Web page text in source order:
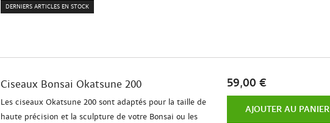
DERNIERS ARTICLES EN STOCK
Ciseaux Bonsai Okatsune 200
Les ciseaux Okatsune 200 sont adaptés pour la taille de
haute précision et la sculpture de votre Bonsai ou les
59,00 €
AJOUTER AU PANIER